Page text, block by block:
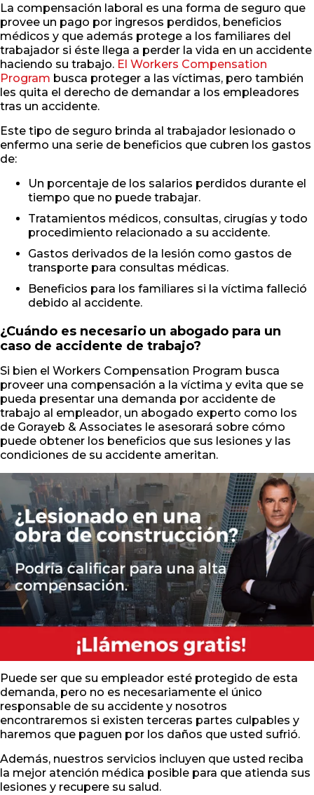
La compensación laboral es una forma de seguro que
provee un pago por ingresos perdidos, beneficios
médicos y que además protege a los familiares del
trabajador si éste llega a perder la vida en un accidente
haciendo su trabajo. El Workers Compensation
Program busca proteger a las víctimas, pero también
les quita el derecho de demandar a los empleadores
tras un accidente.
Este tipo de seguro brinda al trabajador lesionado o
enfermo una serie de beneficios que cubren los gastos
de:
Un porcentaje de los salarios perdidos durante el
tiempo que no puede trabajar.
Tratamientos médicos, consultas, cirugías y todo
procedimiento relacionado a su accidente.
Gastos derivados de la lesión como gastos de
transporte para consultas médicas.
Beneficios para los familiares si la víctima falleció
debido al accidente.
¿Cuándo es necesario un abogado para un
caso de accidente de trabajo?
Si bien el Workers Compensation Program busca
proveer una compensación a la víctima y evita que se
pueda presentar una demanda por accidente de
trabajo al empleador, un abogado experto como los
de Gorayeb & Associates le asesorará sobre cómo
puede obtener los beneficios que sus lesiones y las
condiciones de su accidente ameritan.
Puede ser que su empleador esté protegido de esta
demanda, pero no es necesariamente el único
responsable de su accidente y nosotros
encontraremos si existen terceras partes culpables y
haremos que paguen por los daños que usted sufrió.
Además, nuestros servicios incluyen que usted reciba
la mejor atención médica posible para que atienda sus
lesiones y recupere su salud.